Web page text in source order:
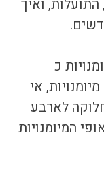
ואיך
כ
אי
לארבע
המיומנויות